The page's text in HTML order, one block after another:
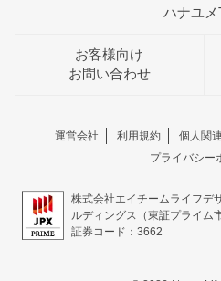
ハナユメ
お客様向け
お問い合わせ
運営会社 利用規約
個人関
プライバシー
株式会社エイチームライフデ
ルディングス（東証プライム
証券コード：3662